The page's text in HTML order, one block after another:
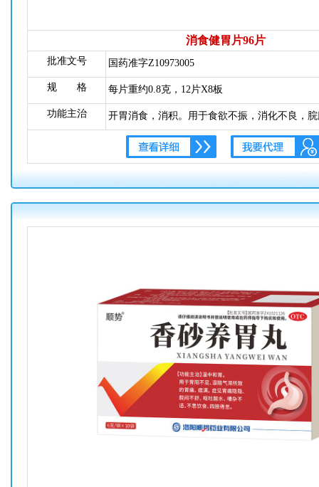
消食健胃片96片
批准文号 国药准字Z10973005
规 格 每片重约0.8克，12片X8板
功能主治 开胃消食，消积。用于食欲不振，消化不良，